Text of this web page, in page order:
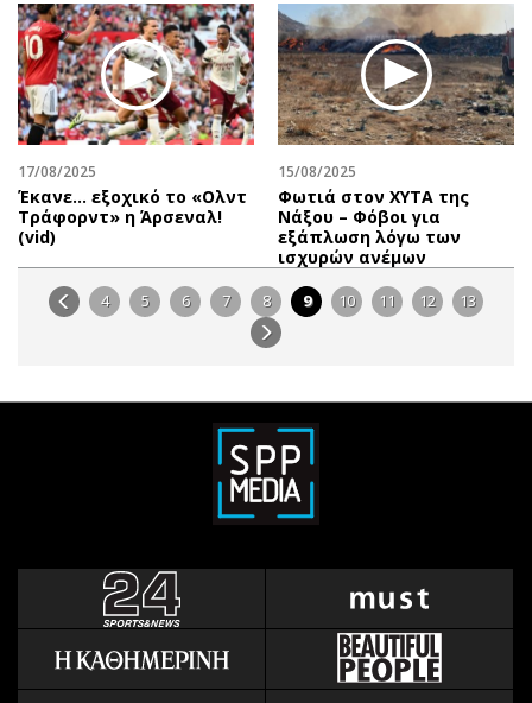
17/08/2025
Έκανε… εξοχικό το «Ολντ
Τράφορντ» η Άρσεναλ!
(vid)
15/08/2025
Φωτιά στον ΧΥΤΑ της
Νάξου – Φόβοι για
εξάπλωση λόγω των
ισχυρών ανέμων
4 5 6 7 8 9 10 11 12 13